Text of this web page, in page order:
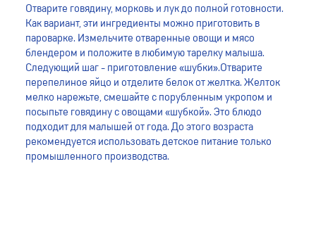
Отварите говядину, морковь и лук до полной готовности.
Как вариант, эти ингредиенты можно приготовить в
пароварке. Измельчите отваренные овощи и мясо
блендером и положите в любимую тарелку малыша.
Следующий шаг - приготовление «шубки».Отварите
перепелиное яйцо и отделите белок от желтка. Желток
мелко нарежьте, смешайте с порубленным укропом и
посыпьте говядину с овощами «шубкой». Это блюдо
подходит для малышей от года. До этого возраста
рекомендуется использовать детское питание только
промышленного производства.